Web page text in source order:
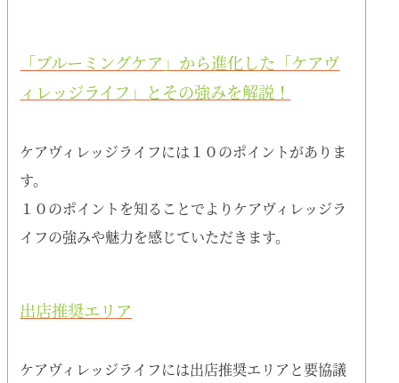
「ブルーミングケア」から進化した「ケアヴ
ィレッジライフ」とその強みを解説！
ケアヴィレッジライフには１０のポイントがありま
す。
１０のポイントを知ることでよりケアヴィレッジラ
イフの強みや魅力を感じていただきます。
出店推奨エリア
ケアヴィレッジライフには出店推奨エリアと要協議